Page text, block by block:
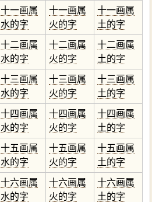
十一画属
水的字
十一画属
火的字
十一画属
土的字
十二画属
水的字
十二画属
火的字
十二画属
土的字
十三画属
水的字
十三画属
火的字
十三画属
土的字
十四画属
水的字
十四画属
火的字
十四画属
土的字
十五画属
水的字
十五画属
火的字
十五画属
土的字
十六画属
水的字
十六画属
火的字
十六画属
土的字